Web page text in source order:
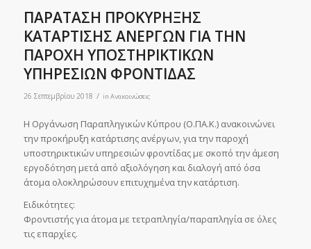
ΠΑΡΑΤΑΣΗ ΠΡΟΚΥΡΗΞΗΣ
ΚΑΤΑΡΤΙΣΗΣ ΑΝΕΡΓΩΝ ΓΙΑ ΤΗΝ
ΠΑΡΟΧΗ ΥΠΟΣΤΗΡΙΚΤΙΚΩΝ
ΥΠΗΡΕΣΙΩΝ ΦΡΟΝΤΙΔΑΣ
26 Σεπτεμβρίου 2018 / in Ανακοινώσεις
Η Οργάνωση Παραπληγικών Κύπρου (Ο.ΠΑ.Κ.) ανακοινώνει
την προκήρυξη κατάρτισης ανέργων, για την παροχή
υποστηρικτικών υπηρεσιών φροντίδας με σκοπό την άμεση
εργοδότηση μετά από αξιολόγηση και διαλογή από όσα
άτομα ολοκληρώσουν επιτυχημένα την κατάρτιση.
Ειδικότητες:
Φροντιστής για άτομα με τετραπληγία/παραπληγία σε όλες
τις επαρχίες.